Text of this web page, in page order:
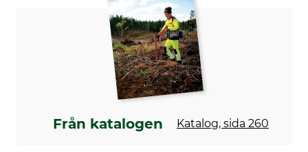
Tillverkning
Made in Sweden
Från katalogen Katalog, sida 260